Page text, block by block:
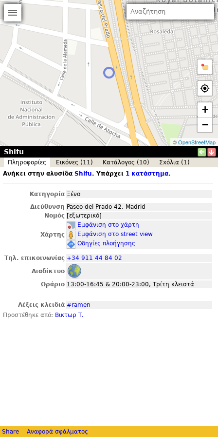
+
−
©OpenStreetMap
Shifu
Πληροφορίες Εικόνες (11) Κατάλογος (10)
Σxόλια (1)
Ανήκει στην αλυσίδα Shifu. Υπάρχει 1 κατάστημα.
Κατηγορία Ξένο
Διεύθυνση Paseo del Prado 42, Madrid
Νομός [εξωτερικό]
Χάρτης
Εμφάνιση στο χάρτη
Εμφάνιση στο street view
Οδηγίες πλοήγησης
Τηλ. επικοινωνίας +34 911 44 84 02
Διαδίκτυο
Ωράριο 13:00-16:45 & 20:00-23:00, Τρίτη κλειστά
Λέξεις κλειδιά #ramen
Προστέθηκε από: Βικτωρ Τ.
Share Αναφορά σφάλματος